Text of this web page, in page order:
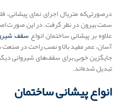
درصورتی‌که متریال اجرای نمای
سمت بیرون در نظر گرفت. در این صورت
علاوه بر پیشانی ساختمان انواع سقف
آسان، عمر مفید بالا و نصب راحت در صنعت
جایگزین خوبی برای سقف‌های شیروانی
تبدیل شده‌اند.
انواع پیشانی ساختمان